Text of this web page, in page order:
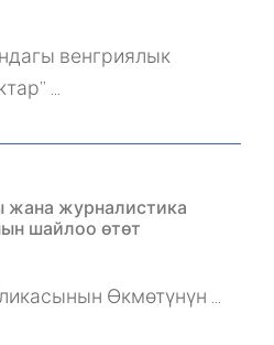
венгриялык
...
жана журналистика
шайлоо өтөт
Өкмөтүнүн ...